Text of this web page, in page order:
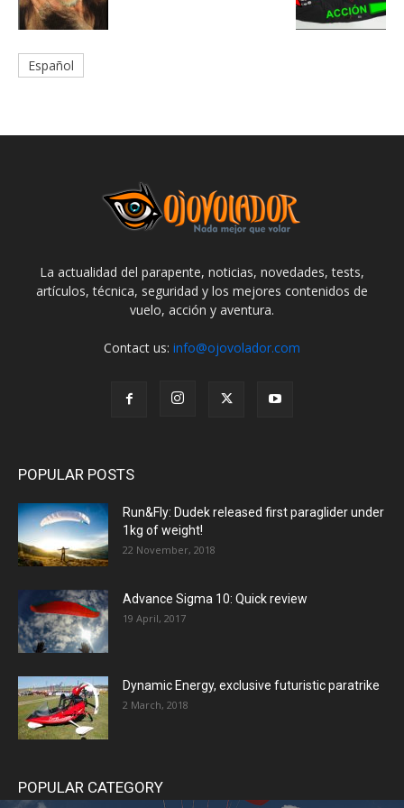
Español
La actualidad del parapente, noticias, novedades, tests,
artículos, técnica, seguridad y los mejores contenidos de
vuelo, acción y aventura.
Contact us: info@ojovolador.com
POPULAR POSTS
Run&Fly: Dudek released first paraglider under
1kg of weight!
22 November, 2018
Advance Sigma 10: Quick review
19 April, 2017
Dynamic Energy, exclusive futuristic paratrike
2 March, 2018
POPULAR CATEGORY